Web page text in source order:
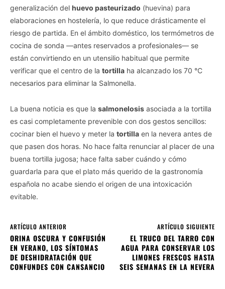
generalización del huevo pasteurizado (huevina) para
elaboraciones en hostelería, lo que reduce drásticamente el
riesgo de partida. En el ámbito doméstico, los termómetros de
cocina de sonda —antes reservados a profesionales— se
están convirtiendo en un utensilio habitual que permite
verificar que el centro de la tortilla ha alcanzado los 70 °C
necesarios para eliminar la Salmonella.
La buena noticia es que la salmonelosis asociada a la tortilla
es casi completamente prevenible con dos gestos sencillos:
cocinar bien el huevo y meter la tortilla en la nevera antes de
que pasen dos horas. No hace falta renunciar al placer de una
buena tortilla jugosa; hace falta saber cuándo y cómo
guardarla para que el plato más querido de la gastronomía
española no acabe siendo el origen de una intoxicación
evitable.
ARTÍCULO ANTERIOR
ORINA OSCURA Y CONFUSIÓN
EN VERANO, LOS SÍNTOMAS
DE DESHIDRATACIÓN QUE
CONFUNDES CON CANSANCIO
ARTÍCULO SIGUIENTE
EL TRUCO DEL TARRO CON
AGUA PARA CONSERVAR LOS
LIMONES FRESCOS HASTA
SEIS SEMANAS EN LA NEVERA